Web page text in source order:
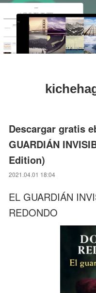
Descargar gratis
GUARDIÁN
Edition)
2021.04.01 18:04
EL GUARDIÁN
REDONDO